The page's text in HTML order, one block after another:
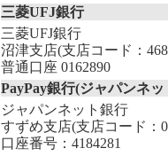
三菱UFJ銀行
三菱UFJ銀行
沼津支店(支店コード：
普通口座 0162890
PayPay銀行(ジャパンネ
ジャパンネット銀行
すずめ支店(支店コード：
口座番号：4184281